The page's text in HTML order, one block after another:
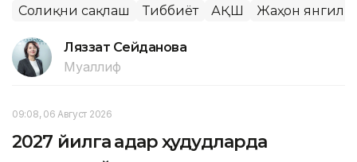
Соғлиқни сақлаш Тиббиёт АҚШ Жаҳон
Ляззат Сейданова
Муаллиф
09:08, 06 Август 2026
2027 йилга қадар ҳудудларда